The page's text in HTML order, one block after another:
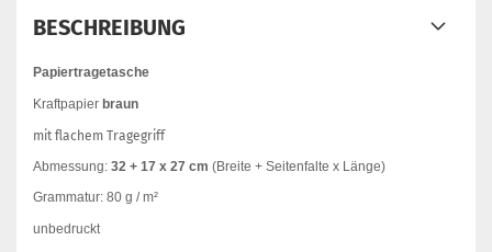
BESCHREIBUNG
Papiertragetasche
Kraftpapier braun
mit flachem Tragegriff
Abmessung: 32 + 17 x 27 cm (Breite + Seitenfalte x Länge)
Grammatur: 80 g / m²
unbedruckt